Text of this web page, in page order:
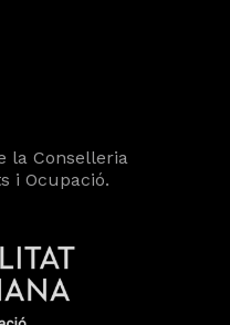
la Conselleria
i Ocupació.